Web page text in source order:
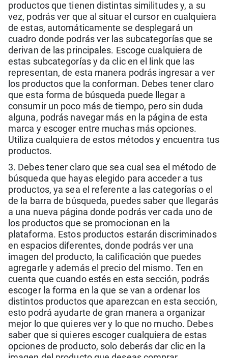
productos que tienen distintas similitudes y, a su
vez, podrás ver que al situar el cursor en cualquiera
de estas, automáticamente se desplegará un
cuadro donde podrás ver las subcategorías que se
derivan de las principales. Escoge cualquiera de
estas subcategorías y da clic en el link que las
representan, de esta manera podrás ingresar a ver
los productos que la conforman. Debes tener claro
que esta forma de búsqueda puede llegar a
consumir un poco más de tiempo, pero sin duda
alguna, podrás navegar más en la página de esta
marca y escoger entre muchas más opciones.
Utiliza cualquiera de estos métodos y encuentra tus
productos.
3. Debes tener claro que sea cual sea el método de
búsqueda que hayas elegido para acceder a tus
productos, ya sea el referente a las categorías o el
de la barra de búsqueda, puedes saber que llegarás
a una nueva página donde podrás ver cada uno de
los productos que se promocionan en la
plataforma. Estos productos estarán discriminados
en espacios diferentes, donde podrás ver una
imagen del producto, la calificación que puedes
agregarle y además el precio del mismo. Ten en
cuenta que cuando estés en esta sección, podrás
escoger la forma en la que se van a ordenar los
distintos productos que aparezcan en esta sección,
esto podrá ayudarte de gran manera a organizar
mejor lo que quieres ver y lo que no mucho. Debes
saber que si quieres escoger cualquiera de estas
opciones de producto, solo deberás dar clic en la